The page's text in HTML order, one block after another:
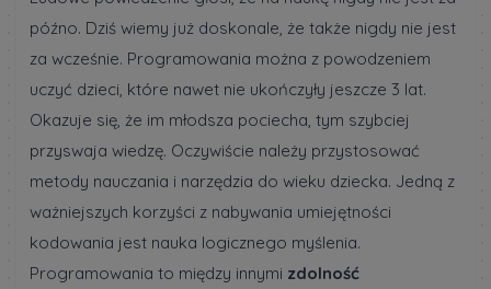
późno. Dziś wiemy już doskonale, że także nigdy nie jest
za wcześnie. Programowania można z powodzeniem
uczyć dzieci, które nawet nie ukończyły jeszcze 3 lat.
Okazuje się, że im młodsza pociecha, tym szybciej
przyswaja wiedzę. Oczywiście należy przystosować
metody nauczania i narzędzia do wieku dziecka. Jedną z
ważniejszych korzyści z nabywania umiejętności
kodowania jest nauka logicznego myślenia.
Programowania to między innymi zdolność